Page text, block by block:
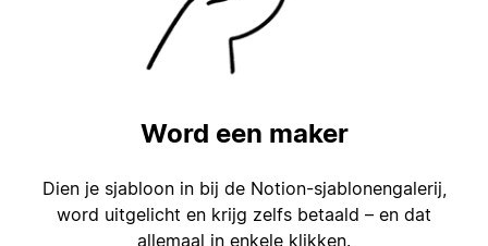
Word een maker
Dien je sjabloon in bij de Notion-sjablonengalerij,
word uitgelicht en krijg zelfs betaald – en dat
allemaal in enkele klikken.